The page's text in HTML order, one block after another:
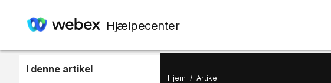
Hjælpecenter
I denne artikel
Hjem / Artikel